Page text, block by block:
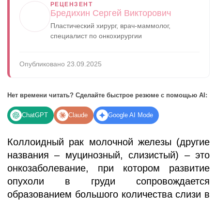
РЕЦЕНЗЕНТ
Бредихин Сергей Викторович
Пластический хирург, врач-маммолог,
специалист по онкохирургии
Опубликовано 23.09.2025
Нет времени читать? Сделайте быстрое резюме с помощью AI:
ChatGPT Claude Google AI Mode
Коллоидный рак молочной железы (другие
названия – муцинозный, слизистый) – это
онкозаболевание, при котором развитие
опухоли в груди сопровождается
образованием большого количества слизи в